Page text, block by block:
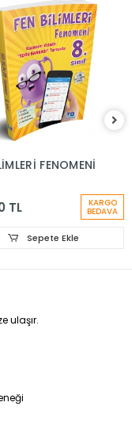
FENOMENİ
TL KARGO
BEDAVA
Sepete Ekle
ulaşır.